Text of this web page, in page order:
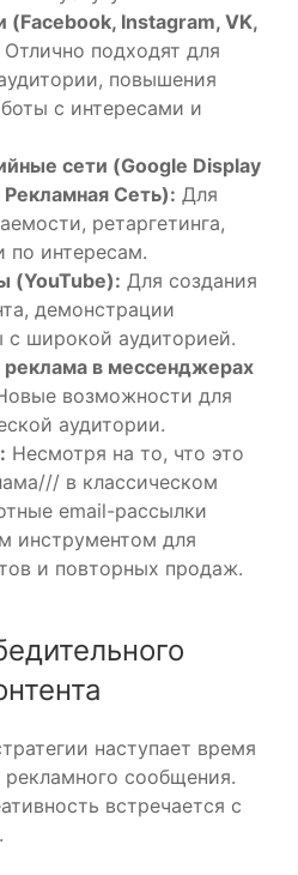
(Facebook, Instagram, VK,
Отлично подходят для
повышения
с интересами и
сети (Google Display
Сеть): Для
ретаргетинга,
по интересам.
(YouTube): Для создания
демонстрации
с широкой аудиторией.
реклама в мессенджерах
возможности для
аудитории.
Несмотря на то, что это
в классическом
email-рассылки
инструментом для
и повторных продаж.
наступает время
сообщения.
встречается с